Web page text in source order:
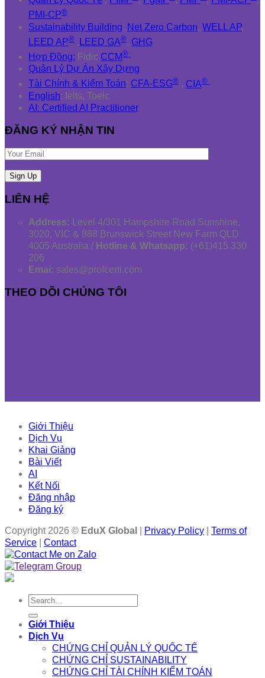
PMI-CP®
Sustainability Building: Net Zero Carbon, WELL AP,
LEED AP® , LEED GA®, GHG
Hợp Đồng: Fidic CCM®
Quản Lý Dự Án Xây Dựng
Tài Chính & Kiểm Toán: CFA-ESG® , CIA®
English: Ielts, Toeic
AI: Certified AI Practitioner
ĐĂNG KÝ NHẬN TIN
LIÊN HỆ
Address: Level 4/301 Hampshire Road Sunshine,
3020, VIC & 888 Brunswick Street New Farm QLD
4005 Australia / Hotline & Whatsapp: (+61)415 330
206
Emai: sales@profcerti.com
THEO DÕI CHÚNG TÔI
Giới Thiệu
Dịch Vụ
Khai Giảng
Bài Viết
AI
Kết Nối
Đăng nhập
Đăng ký
Copyright 2026 © EduX Global Privacy Policy
Terms of
Service
Contact
Search
Giới Thiệu
Dịch Vụ
CHỨNG CHỈ QUẢN LÝ QUỐC TẾ
CHỨNG CHỈ SUSTAINABILITY
CHỨNG CHỈ TÀI CHÍNH KIỂM TOÁN